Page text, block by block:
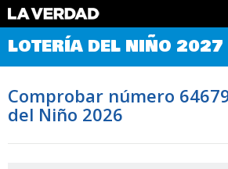
Comprobar Loteria del Niño
Premios
Noticias
Datos
Historia
LOTERÍA DEL NIÑO 2027
Comprobar número
del Niño 2026